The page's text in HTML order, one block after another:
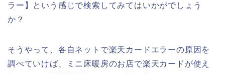
ラー】という感じで検索してみてはいかがでしょう
か？
そうやって、各自ネットで楽天カードエラーの原因を
調べていけば、ミニ床暖房のお店で楽天カードが使え